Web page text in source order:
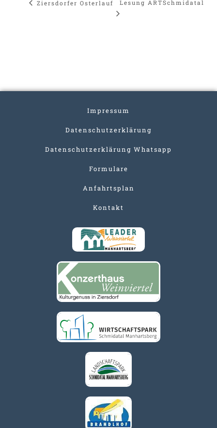
Ziersdorfer Osterlauf Lesung ARTSchmidatal
Impressum
Datenschutzerklärung
Datenschutzerklärung Whatsapp
Formulare
Anfahrtsplan
Kontakt